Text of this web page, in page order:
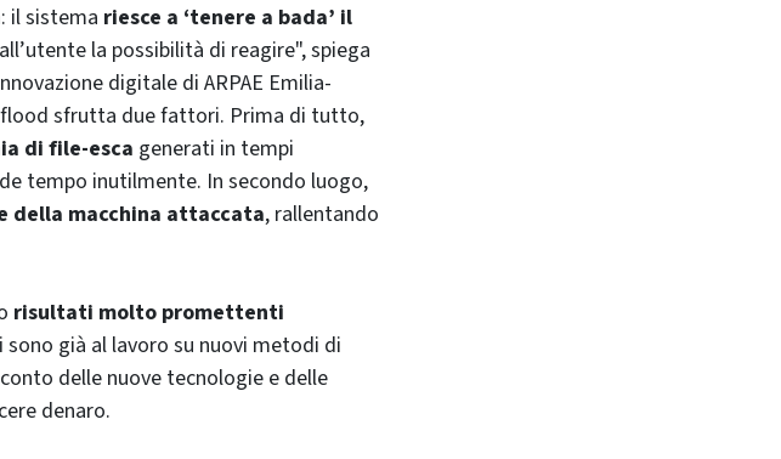
: il sistema riesce a ‘tenere a bada’ il
la possibilità di reagire", spiega
digitale di ARPAE Emilia-
sfrutta due fattori. Prima di tutto,
di file-esca generati in tempi
tempo inutilmente. In secondo luogo,
della macchina attaccata, rallentando
risultati molto promettenti
già al lavoro su nuovi metodi di
delle nuove tecnologie e delle
denaro.